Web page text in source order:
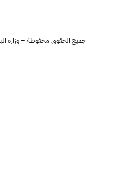
جميع الحقوق محفوظة – وزارة